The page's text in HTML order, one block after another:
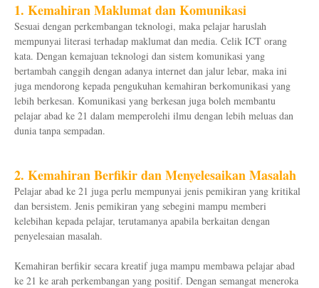
1. Kemahiran Maklumat dan Komunikasi
Sesuai dengan perkembangan teknologi, maka pelajar haruslah
mempunyai literasi terhadap maklumat dan media. Celik ICT orang
kata. Dengan kemajuan teknologi dan sistem komunikasi yang
bertambah canggih dengan adanya internet dan jalur lebar, maka ini
juga mendorong kepada pengukuhan kemahiran berkomunikasi yang
lebih berkesan. Komunikasi yang berkesan juga boleh membantu
pelajar abad ke 21 dalam memperolehi ilmu dengan lebih meluas dan
dunia tanpa sempadan.
2. Kemahiran Berfikir dan Menyelesaikan Masalah
Pelajar abad ke 21 juga perlu mempunyai jenis pemikiran yang kritikal
dan bersistem. Jenis pemikiran yang sebegini mampu memberi
kelebihan kepada pelajar, terutamanya apabila berkaitan dengan
penyelesaian masalah.
Kemahiran berfikir secara kreatif juga mampu membawa pelajar abad
ke 21 ke arah perkembangan yang positif. Dengan semangat meneroka